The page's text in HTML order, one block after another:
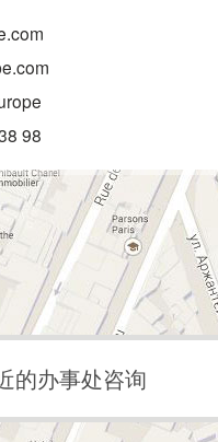
98
的办事处咨询